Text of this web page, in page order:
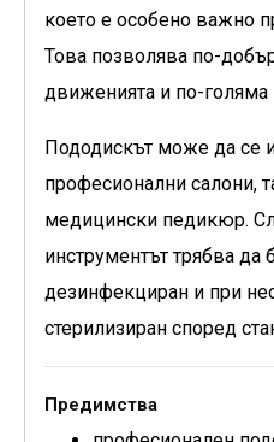
което е особено важно
Това позволява по-
движенията и по-голяма
Пододискът може да се
професионални салони,
медицински педикюр.
инструментът трябва да
дезинфекциран и при
стерилизиран според
Предимства